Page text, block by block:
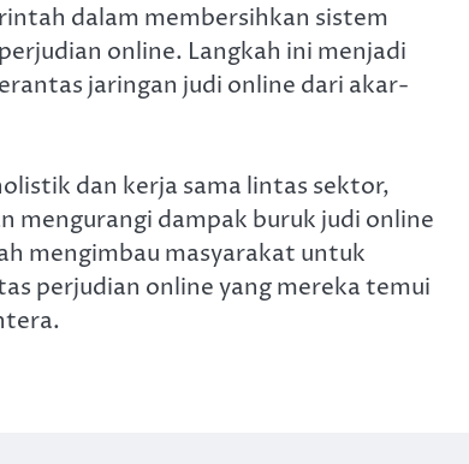
dalam membersihkan sistem
online. Langkah ini menjadi
jaringan judi online dari akar-
dan kerja sama lintas sektor,
mengurangi dampak buruk judi online
mengimbau masyarakat untuk
perjudian online yang mereka temui